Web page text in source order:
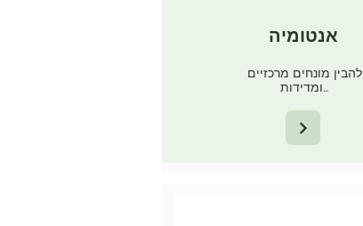
אנטומיה
להבין מונחים מרכזיים
ומדידות…